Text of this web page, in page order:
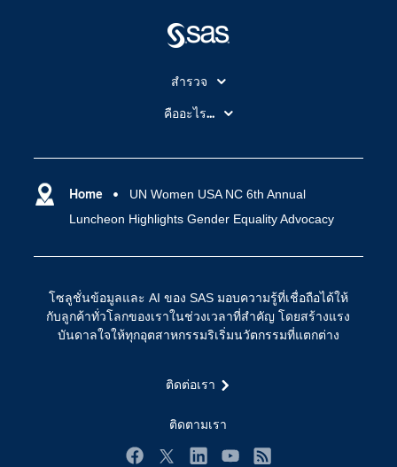
Home
UN Women USA NC 6th Annual
Luncheon Highlights Gender Equality Advocacy
โซลูชั่นข้อมูลและ AI ของ SAS มอบความรู้ที่เชื่อถือได้ให้
กับลูกค้าทั่วโลกของเราในช่วงเวลาที่สำคัญ โดยสร้างแรง
บันดาลใจให้ทุกอุตสาหกรรมริเริ่มนวัตกรรมที่แตกต่าง
ติดต่อเรา
ติดตามเรา
สำรวจ
สำหรับนักการศึกษา
SAS ของฉัน
การฝึกฝนและอบรม
การเข้าถึง
ชุมชน
ทดลอง/ สั่งซื้อ
นักเรียน
บริการสนับสนุน
คืออะไร...
ปัญญาประดิษฐ์
วิทยาศาสตร์ข้อมูล